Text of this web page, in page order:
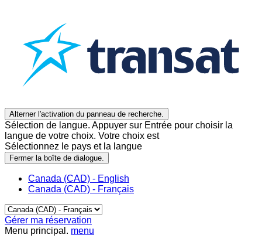
Alterner l'activation du panneau de recherche.
Sélection de langue. Appuyer sur Entrée pour choisir la
langue de votre choix. Votre choix est
Sélectionnez le pays et la langue
Fermer la boîte de dialogue.
Canada (CAD) - English
Canada (CAD) - Français
Gérer ma réservation
Menu principal. menu